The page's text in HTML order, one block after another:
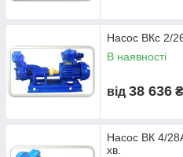
Дивитися більше
самоусмоктувальних насосів
Дивитися більше
Серія вихрових насосів ВК,
Насос ВКс 2/
В наявності
від 38 636 ₴
Насос ВК 4/
хв.